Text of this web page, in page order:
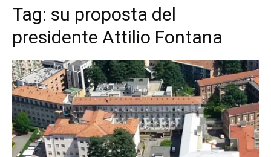
Tag: su proposta del
presidente Attilio Fontana